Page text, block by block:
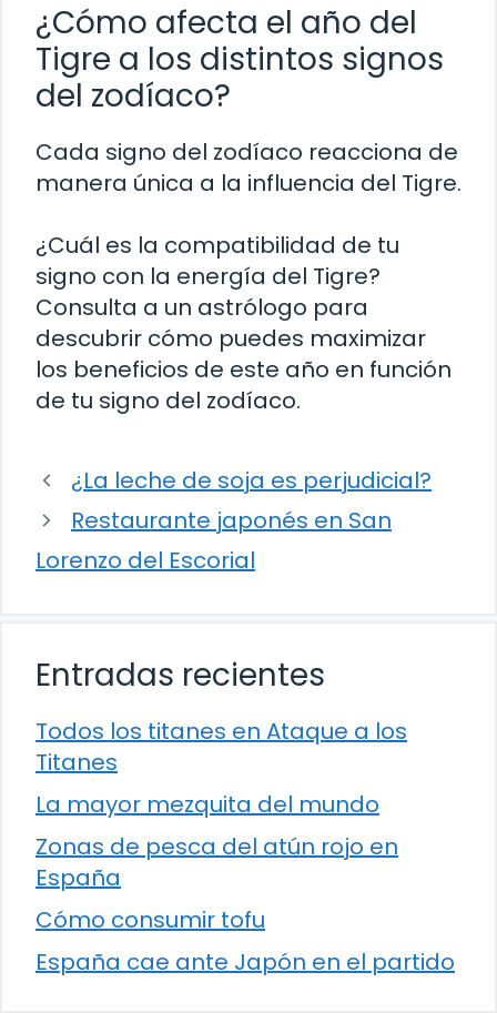
¿Cómo afecta el año del
Tigre a los distintos signos
del zodíaco?
Cada signo del zodíaco reacciona de
manera única a la influencia del Tigre.
¿Cuál es la compatibilidad de tu
signo con la energía del Tigre?
Consulta a un astrólogo para
descubrir cómo puedes maximizar
los beneficios de este año en función
de tu signo del zodíaco.
¿La leche de soja es perjudicial?
Restaurante japonés en San
Lorenzo del Escorial
Entradas recientes
Todos los titanes en Ataque a los
Titanes
La mayor mezquita del mundo
Zonas de pesca del atún rojo en
España
Cómo consumir tofu
España cae ante Japón en el partido